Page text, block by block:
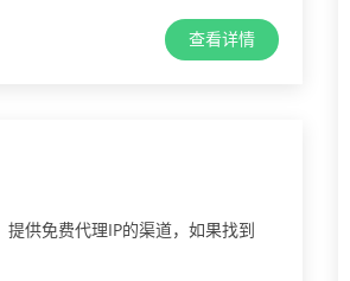
查看详情
供免费代理IP的渠道，如果找到